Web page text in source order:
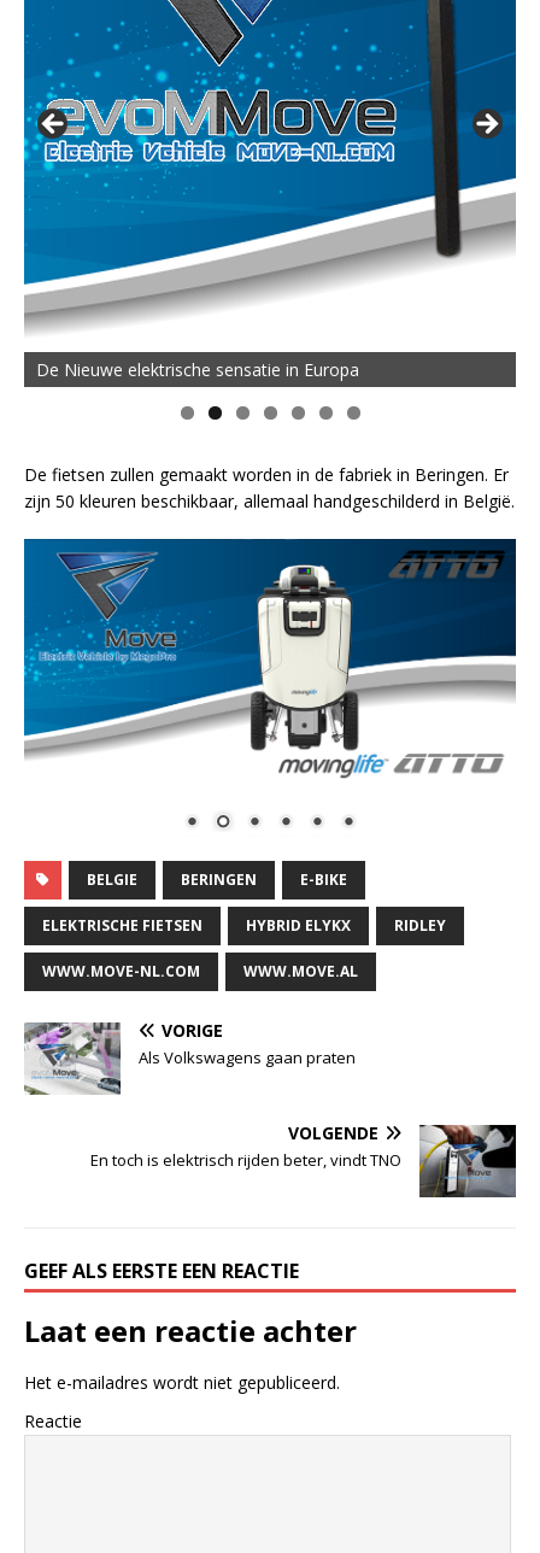
De Nieuwe elektrische sensatie in Europa
De fietsen zullen gemaakt worden in de fabriek in Beringen. Er
zijn 50 kleuren beschikbaar, allemaal handgeschilderd in België.
BELGIE BERINGEN E-BIKE
ELEKTRISCHE FIETSEN HYBRID ELYKX RIDLEY
WWW.MOVE-NL.COM WWW.MOVE.AL
VORIGE
Als Volkswagens gaan praten
VOLGENDE
En toch is elektrisch rijden beter, vindt TNO
GEEF ALS EERSTE EEN REACTIE
Laat een reactie achter
Het e-mailadres wordt niet gepubliceerd.
Reactie